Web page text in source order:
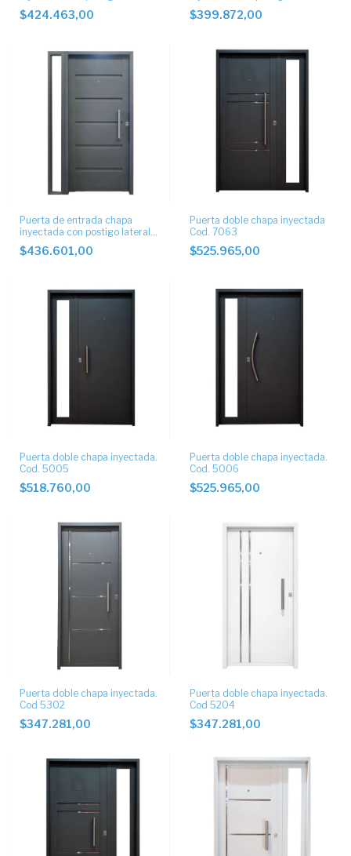
5004
$424.463,00
5001
$399.872,00
Puerta de entrada chapa
inyectada con postigo lateral
7011
$436.601,00
Puerta doble chapa inyectada
Cod. 7063
$525.965,00
Puerta doble chapa inyectada.
Cod. 5005
$518.760,00
Puerta doble chapa inyectada.
Cod. 5006
$525.965,00
Puerta doble chapa inyectada.
Cod 5302
$347.281,00
Puerta doble chapa inyectada.
Cod 5204
$347.281,00